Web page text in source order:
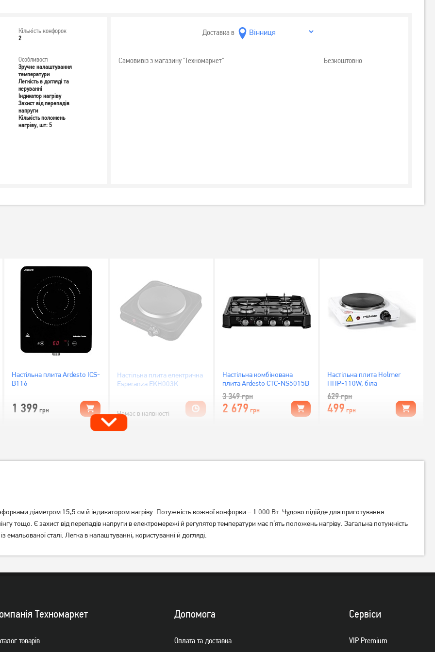
Кількість конфорок
2
Особливості
Зручне налаштування
температури
Легкість в догляді та
керуванні
Індикатор нагріву
Захист від перепадів
напруги
Кількість положень
нагріву, шт: 5
Доставка в
Самовивіз з магазину "Техномаркет" Безкоштовно
Настільна плита Ardesto ICS-
B116
1 399 грн
Настільна плита електрична
Esperanza EKH003K
Немає в наявності
Настільна комбінована
плита Ardesto CTC-NS5015B
3 349грн
2 679 грн
Настільна плита Holmer
HHP-110W, біла
629грн
499 грн
589 549 869 1 049
діаметром 15,5 см й індикатором нагріву. Потужність кожної конфорки – 1 000 Вт. Чудово підійде для приготування
тощо. Є захист від перепадів напруги в електромережі й регулятор температури має п’ять положень нагріву. Загальна потужність
сталі. Легка в налаштуванні, користуванні й догляді.
Техномаркет
товарiв
Допомога
Оплата та доставка
Сервiси
VIP Premium